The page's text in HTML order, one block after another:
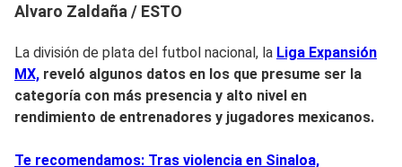
Alvaro Zaldaña / ESTO
La división de plata del futbol nacional, la Liga Expansión
MX, reveló algunos datos en los que presume ser la
categoría con más presencia y alto nivel en
rendimiento de entrenadores y jugadores mexicanos.
Te recomendamos: Tras violencia en Sinaloa,